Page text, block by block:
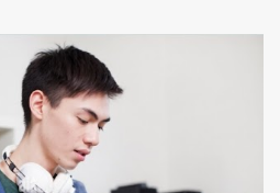
este bloque de letras? En esta
imágenes individuales en alta
Letras vibrantes : La J y la M en
Tonos azules : La K y la Ñ , que
audaz. Colores secundarios : La L y
con la N y la P en un verde